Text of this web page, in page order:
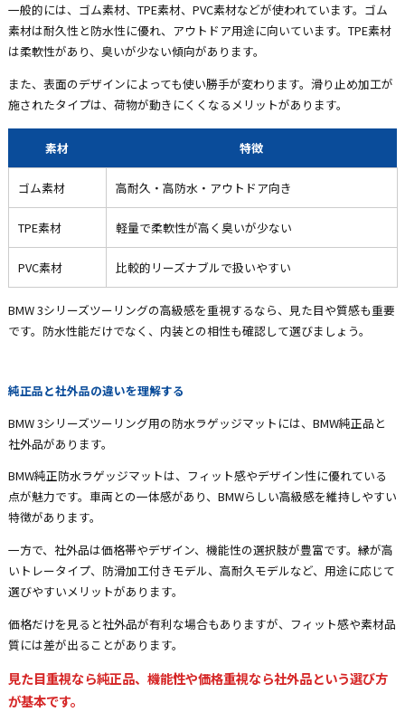
一般的には、ゴム素材、TPE素材、PVC素材などが使われています。ゴム
素材は耐久性と防水性に優れ、アウトドア用途に向いています。TPE素材
は柔軟性があり、臭いが少ない傾向があります。
また、表面のデザインによっても使い勝手が変わります。滑り止め加工が
施されたタイプは、荷物が動きにくくなるメリットがあります。
素材 特徴
ゴム素材 高耐久・高防水・アウトドア向き
TPE素材 軽量で柔軟性が高く臭いが少ない
PVC素材 比較的リーズナブルで扱いやすい
BMW 3シリーズツーリングの高級感を重視するなら、見た目や質感も重要
です。防水性能だけでなく、内装との相性も確認して選びましょう。
純正品と社外品の違いを理解する
BMW 3シリーズツーリング用の防水ラゲッジマットには、BMW純正品と
社外品があります。
BMW純正防水ラゲッジマットは、フィット感やデザイン性に優れている
点が魅力です。車両との一体感があり、BMWらしい高級感を維持しやすい
特徴があります。
一方で、社外品は価格帯やデザイン、機能性の選択肢が豊富です。縁が高
いトレータイプ、防滑加工付きモデル、高耐久モデルなど、用途に応じて
選びやすいメリットがあります。
価格だけを見ると社外品が有利な場合もありますが、フィット感や素材品
質には差が出ることがあります。
見た目重視なら純正品、機能性や価格重視なら社外品という選び方
が基本です。